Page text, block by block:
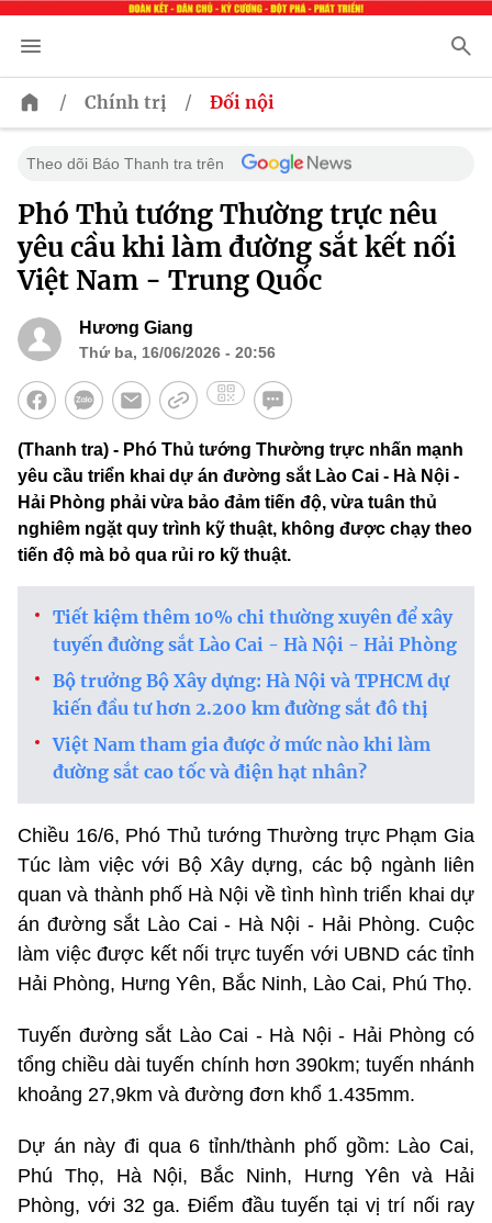
/ Chính trị / Đối nội
Theo dõi Báo Thanh tra trên
Phó Thủ tướng Thường trực nêu
yêu cầu khi làm đường sắt kết nối
Việt Nam - Trung Quốc
Hương Giang
Thứ ba, 16/06/2026 - 20:56
(Thanh tra) - Phó Thủ tướng Thường trực nhấn mạnh
yêu cầu triển khai dự án đường sắt Lào Cai - Hà Nội -
Hải Phòng phải vừa bảo đảm tiến độ, vừa tuân thủ
nghiêm ngặt quy trình kỹ thuật, không được chạy theo
tiến độ mà bỏ qua rủi ro kỹ thuật.
Tiết kiệm thêm 10% chi thường xuyên để xây
tuyến đường sắt Lào Cai - Hà Nội - Hải Phòng
Bộ trưởng Bộ Xây dựng: Hà Nội và TPHCM dự
kiến đầu tư hơn 2.200 km đường sắt đô thị
Việt Nam tham gia được ở mức nào khi làm
đường sắt cao tốc và điện hạt nhân?
Chiều 16/6, Phó Thủ tướng Thường trực Phạm Gia
Túc làm việc với Bộ Xây dựng, các bộ ngành liên
quan và thành phố Hà Nội về tình hình triển khai dự
án đường sắt Lào Cai - Hà Nội - Hải Phòng. Cuộc
làm việc được kết nối trực tuyến với UBND các tỉnh
Hải Phòng, Hưng Yên, Bắc Ninh, Lào Cai, Phú Thọ.
Tuyến đường sắt Lào Cai - Hà Nội - Hải Phòng có
tổng chiều dài tuyến chính hơn 390km; tuyến nhánh
khoảng 27,9km và đường đơn khổ 1.435mm.
Dự án này đi qua 6 tỉnh/thành phố gồm: Lào Cai,
Phú Thọ, Hà Nội, Bắc Ninh, Hưng Yên và Hải
Phòng, với 32 ga. Điểm đầu tuyến tại vị trí nối ray